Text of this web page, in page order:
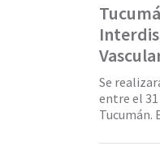
Se
entre el 31
Tucumán.